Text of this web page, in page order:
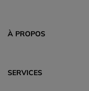
À PROPOS
SERVICES